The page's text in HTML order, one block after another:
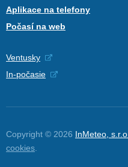
Aplikace na telefony
Počasí na web
Ventusky
In-počasie
Copyright © 2026 InMeteo, s.r.o.
cookies